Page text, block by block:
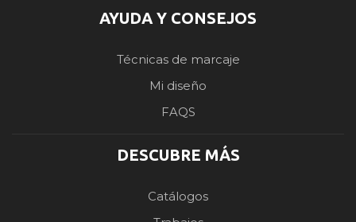
AYUDA Y CONSEJOS
Técnicas de marcaje
Mi diseño
FAQS
DESCUBRE MÁS
Catálogos